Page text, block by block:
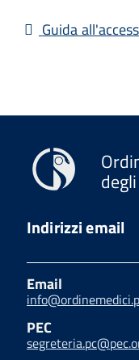
pdf
Guida
Indirizzi email
Email
PEC